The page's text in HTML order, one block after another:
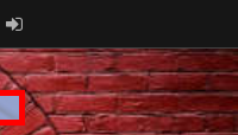
A
U
T